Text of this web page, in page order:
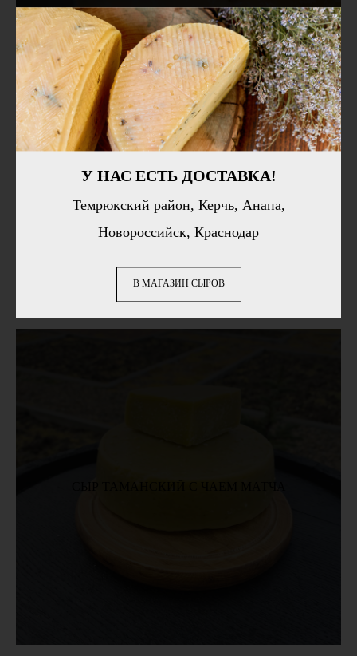
БОСПОРСКИЙ С ПАЖИТНИКОМ
У НАС ЕСТЬ ДОСТАВКА!
Темрюкский район, Керчь, Анапа,
Новороссийск, Краснодар
В МАГАЗИН СЫРОВ